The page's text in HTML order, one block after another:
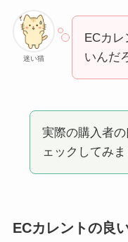
迷い猫
ECカ
いんだ
実際の購入者
ェックしてみま
ECカレントの良